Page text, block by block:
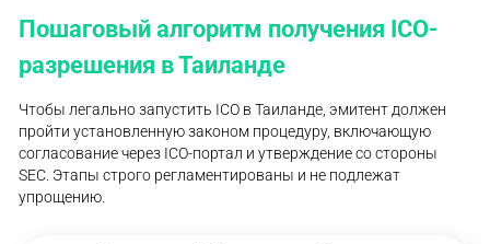
Пошаговый алгоритм получения ICO-
разрешения в Таиланде
Чтобы легально запустить ICO в Таиланде, эмитент должен
пройти установленную законом процедуру, включающую
согласование через ICO-портал и утверждение со стороны
SEC. Этапы строго регламентированы и не подлежат
упрощению.